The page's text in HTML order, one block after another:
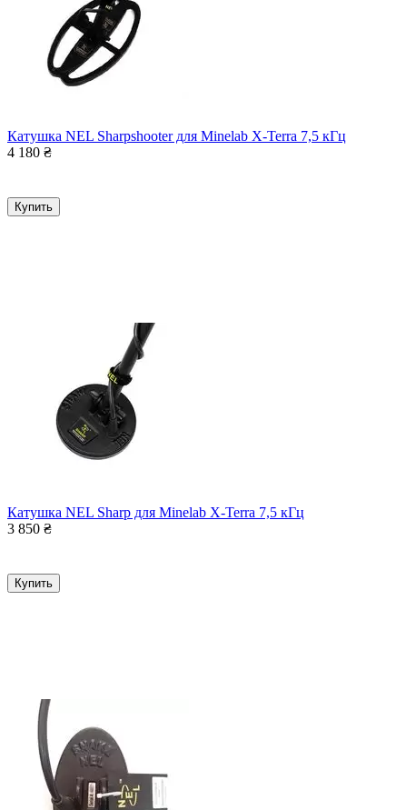
Катушка NEL Sharpshooter для Minelab X-Terra 7,5 кГц
4 180 ₴
Купить
Катушка NEL Sharp для Minelab X-Terra 7,5 кГц
3 850 ₴
Купить